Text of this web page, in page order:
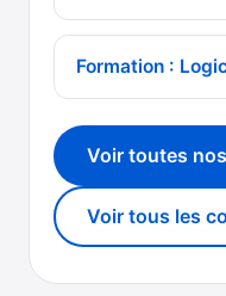
Formation :
Voir toutes
Voir tous les